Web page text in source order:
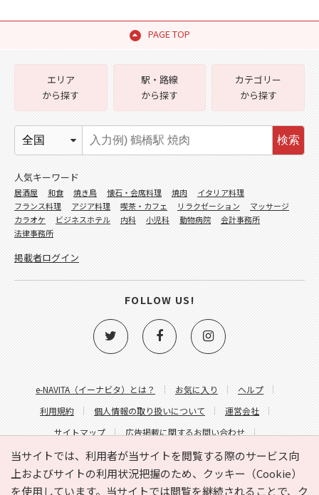
PAGE TOP
当サイトでは、利用者が当サイトを閲覧する際のサービス向
上およびサイトの利用状況把握のため、クッキー（Cookie）
を使用しています。当サイトでは閲覧を継続されることで、ク
e-NAVITA（イーナビタ）とは？ お気に入り
ヘルプ
利用規約
個人情報の取り扱いについて
運営会社
サイトマップ
広告掲載に関するお問い合わせ
サイトの内容に関するお問い合わせ
エリア
から探す
駅・路線
から探す
カテゴリー
から探す
検索
人気キーワード
居酒屋 和食 焼き鳥 懐石・会席料理 焼肉
イタリア料理
フランス料理
アジア料理 喫茶・カフェ リラクゼーション
マッサージ
カラオケ
ビジネスホテル 内科 小児科 動物病院
会計事務所
法律事務所
掲載者ログイン
FOLLOW US!